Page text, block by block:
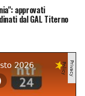
approvati
dal GAL Titerno